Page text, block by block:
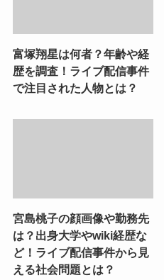
富塚翔星は何者？年齢や経
歴を調査！ライブ配信事件
で注目された人物とは？
宮島桃子の顔画像や勤務先
は？出身大学やwiki経歴な
ど！ライブ配信事件から見
える社会問題とは？